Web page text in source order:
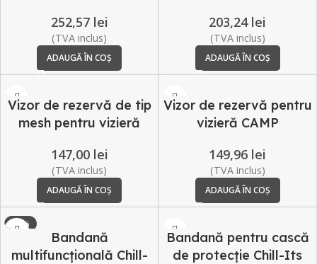
252,57 lei
(TVA inclus)
ADAUGĂ ÎN COȘ
203,24 lei
(TVA inclus)
ADAUGĂ ÎN COȘ
Vizor de rezervă de tip
mesh pentru vizieră
147,00 lei
(TVA inclus)
ADAUGĂ ÎN COȘ
Vizor de rezervă pentru
vizieră CAMP
149,96 lei
(TVA inclus)
ADAUGĂ ÎN COȘ
-38%
Bandană
multifuncțională Chill-
Bandană pentru cască
de protecție Chill-Its